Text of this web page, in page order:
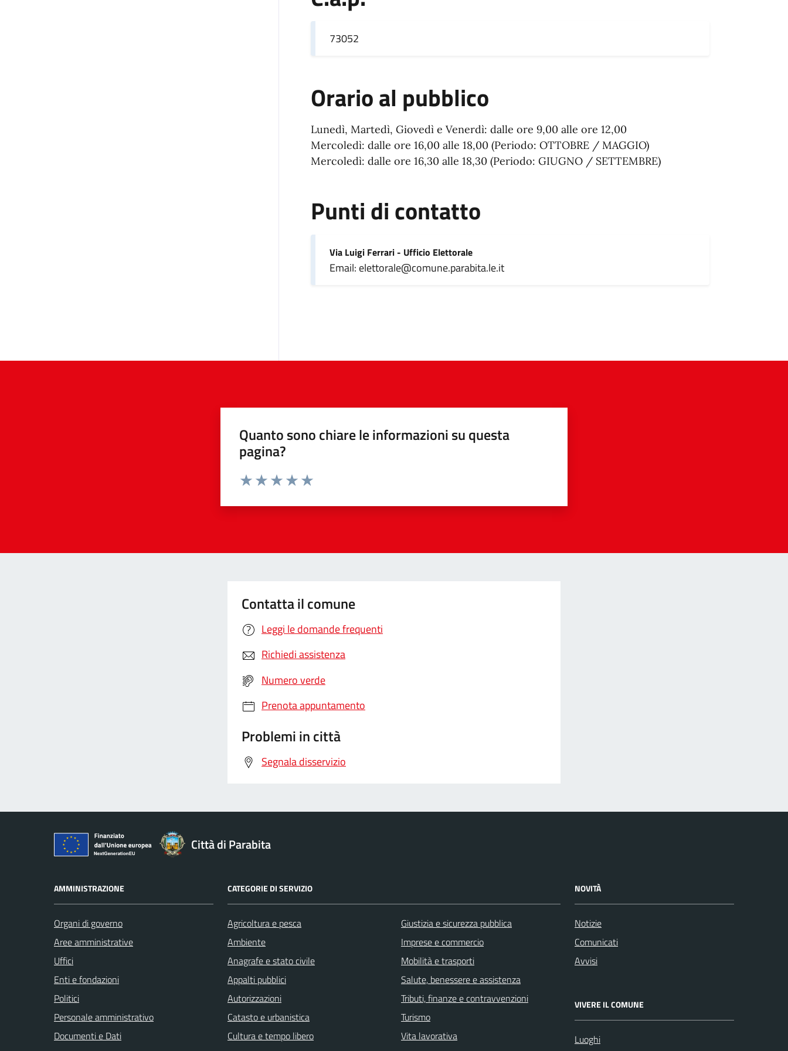
73052
Orario al pubblico
Lunedì, Martedì, Giovedì e Venerdì: dalle ore 9,00 alle ore 12,00
Mercoledì: dalle ore 16,00 alle 18,00 (Periodo: OTTOBRE / MAGGIO)
Mercoledì: dalle ore 16,30 alle 18,30 (Periodo: GIUGNO / SETTEMBRE)
Punti di contatto
Via Luigi Ferrari - Ufficio Elettorale
Email: elettorale@comune.parabita.le.it
Quanto sono chiare le informazioni su questa
pagina?
Valuta da 1 a 5 stelle la pagina
Contatta il comune
Leggi le domande frequenti
Richiedi assistenza
Numero verde
Prenota appuntamento
Problemi in città
Segnala disservizio
Città di Parabita
AMMINISTRAZIONE
Organi di governo
Aree amministrative
Uffici
Enti e fondazioni
Politici
Personale amministrativo
Documenti e Dati
CATEGORIE DI SERVIZIO
Agricoltura e pesca
Ambiente
Anagrafe e stato civile
Appalti pubblici
Autorizzazioni
Catasto e urbanistica
Cultura e tempo libero
Giustizia e sicurezza pubblica
Imprese e commercio
Mobilità e trasporti
Salute, benessere e assistenza
Tributi, finanze e contravvenzioni
Turismo
Vita lavorativa
NOVITÀ
Notizie
Comunicati
Avvisi
VIVERE IL COMUNE
Luoghi